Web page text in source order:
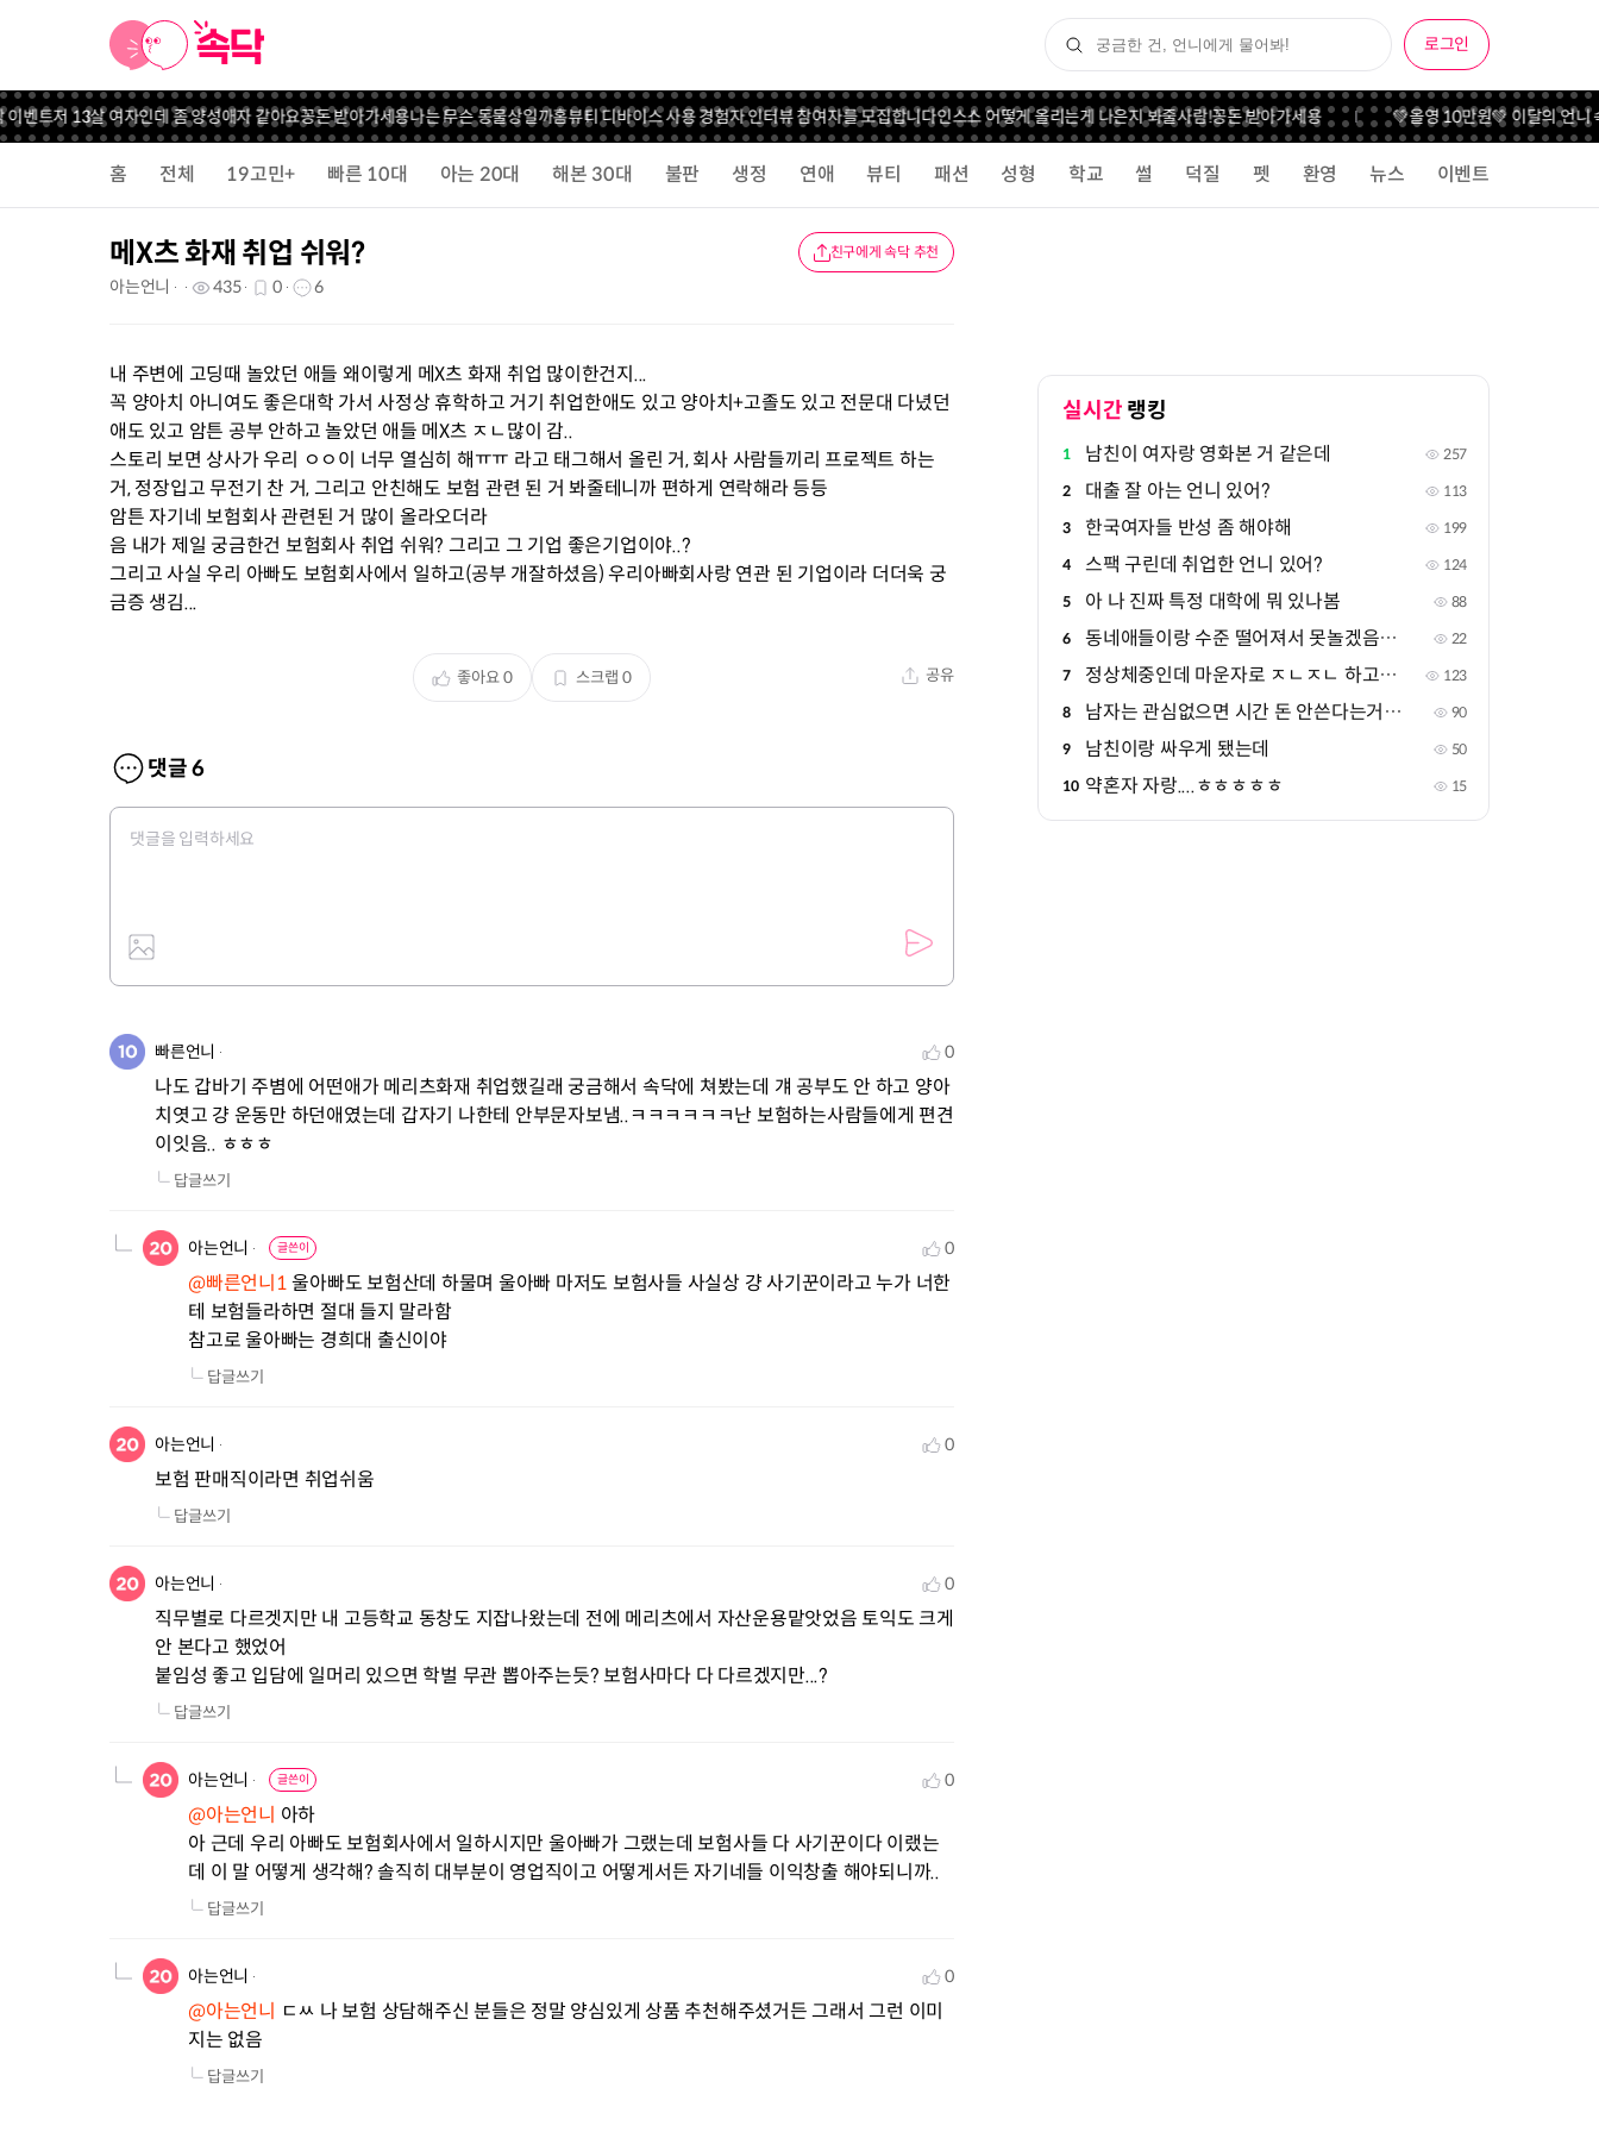
로그인
트저 13살 여자인데 좀 양성애자 같아요꽁돈 받아가세용나는 무슨 동물상일까홈뷰티 디바이스 사용 경험자 인터뷰 참여자를 모집합니다인스스 어떻게 올리는게 나은지 봐줄사람!꽁돈 받아가세용 💚올영 10만원💚 이달의 언니 속
홈 전체 19고민+ 빠른 10대 아는 20대 해본 30대 불판 생정 연애 뷰티 패션 성형 학교 썰 덕질 펫 환영 뉴스 이벤트
메X츠 화재 취업 쉬워? 친구에게 속닥 추천
아는언니 435 0 6
내 주변에 고딩때 놀았던 애들 왜이렇게 메X츠 화재 취업 많이한건지...
꼭 양아치 아니여도 좋은대학 가서 사정상 휴학하고 거기 취업한애도 있고 양아치+고졸도 있고 전문대 다녔던
애도 있고 암튼 공부 안하고 놀았던 애들 메X츠 ㅈㄴ많이 감..
스토리 보면 상사가 우리 ㅇㅇ이 너무 열심히 해ㅠㅠ 라고 태그해서 올린 거, 회사 사람들끼리 프로젝트 하는
거, 정장입고 무전기 찬 거, 그리고 안친해도 보험 관련 된 거 봐줄테니까 편하게 연락해라 등등
암튼 자기네 보험회사 관련된 거 많이 올라오더라
음 내가 제일 궁금한건 보험회사 취업 쉬워? 그리고 그 기업 좋은기업이야..?
그리고 사실 우리 아빠도 보험회사에서 일하고(공부 개잘하셨음) 우리아빠회사랑 연관 된 기업이라 더더욱 궁
금증 생김...
좋아요0 스크랩 0 공유
댓글6
빠른언니 0
나도 갑바기 주볌에 어떤애가 메리츠화재 취업했길래 궁금해서 속닥에 쳐봤는데 걔 공부도 안 하고 양아
치엿고 걍 운동만 하던애였는데 갑자기 나한테 안부문자보냄..ㅋㅋㅋㅋㅋㅋ난 보험하는사람들에게 편견
이잇음.. ㅎㅎㅎ
답글쓰기
아는언니 글쓴이 0
@빠른언니1 울아빠도 보험산데 하물며 울아빠 마저도 보험사들 사실상 걍 사기꾼이라고 누가 너한
테 보험들라하면 절대 들지 말라함
참고로 울아빠는 경희대 출신이야
답글쓰기
아는언니 0
보험 판매직이라면 취업쉬움
답글쓰기
아는언니 0
직무별로 다르겟지만 내 고등학교 동창도 지잡나왔는데 전에 메리츠에서 자산운용맡앗었음 토익도 크게
안 본다고 했었어
붙임성 좋고 입담에 일머리 있으면 학벌 무관 뽑아주는듯? 보험사마다 다 다르겠지만...?
답글쓰기
아는언니 글쓴이 0
@아는언니 아하
아 근데 우리 아빠도 보험회사에서 일하시지만 울아빠가 그랬는데 보험사들 다 사기꾼이다 이랬는
데 이 말 어떻게 생각해? 솔직히 대부분이 영업직이고 어떻게서든 자기네들 이익창출 해야되니까..
답글쓰기
아는언니 0
@아는언니 ㄷㅆ 나 보험 상담해주신 분들은 정말 양심있게 상품 추천해주셨거든 그래서 그런 이미
지는 없음
답글쓰기
실시간 랭킹
1 남친이 여자랑 영화본 거 같은데 257
2 대출 잘 아는 언니 있어? 113
3 한국여자들 반성 좀 해야해 199
4 스팩 구린데 취업한 언니 있어? 124
5 아 나 진짜 특정 대학에 뭐 있나봄 88
6 동네애들이랑 수준 떨어져서 못놀겠음ㅅㅂ 22
7 정상체중인데 마운자로 ㅈㄴㅈㄴ 하고싶음 123
8 남자는 관심없으면 시간 돈 안쓴다는거 진짜야? 90
9 남친이랑 싸우게 됐는데 50
10 약혼자 자랑....ㅎㅎㅎㅎㅎ 15